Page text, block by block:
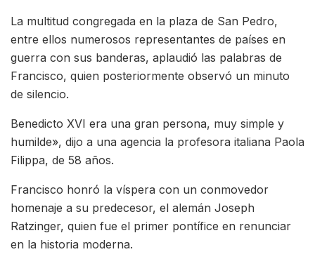
La multitud congregada en la plaza de San Pedro,
entre ellos numerosos representantes de países en
guerra con sus banderas, aplaudió las palabras de
Francisco, quien posteriormente observó un minuto
de silencio.
Benedicto XVI era una gran persona, muy simple y
humilde», dijo a una agencia la profesora italiana Paola
Filippa, de 58 años.
Francisco honró la víspera con un conmovedor
homenaje a su predecesor, el alemán Joseph
Ratzinger, quien fue el primer pontífice en renunciar
en la historia moderna.